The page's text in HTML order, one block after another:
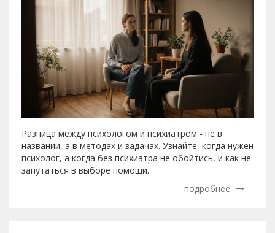
Разница между психологом и психиатром - не в
названии, а в методах и задачах. Узнайте, когда нужен
психолог, а когда без психиатра не обойтись, и как не
запутаться в выборе помощи.
подробнее